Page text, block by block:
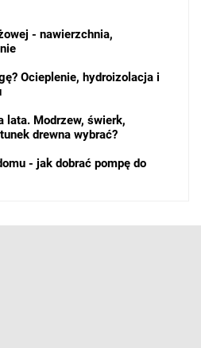
- nawierzchnia,
Ocieplenie, hydroizolacja i
lata. Modrzew, świerk,
drewna wybrać?
- jak dobrać pompę do